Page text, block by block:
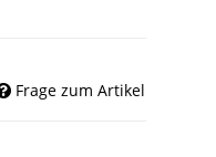
Frage zum Artikel